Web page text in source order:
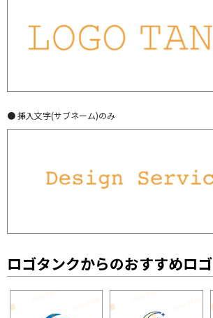
● 挿入文字(サブネーム)のみ
ロゴタンクからのおすすめロゴ